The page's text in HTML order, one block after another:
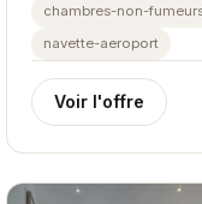
modernes et
confortables en plein
centre-ville. Chaque
chambres-non-
navette-aeroport
Voir l'offre